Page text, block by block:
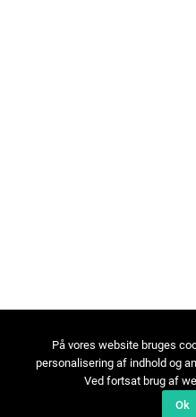
På vores website bruges
personalisering af indhold og
Ved fortsat brug af
Ok